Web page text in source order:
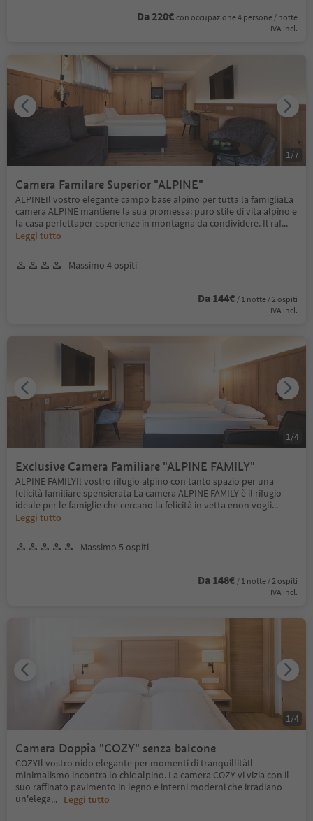
Da 220€ con occupazione 4 persone / notte
IVA incl.
Camera Familare Superior "ALPINE"
ALPINEIl vostro elegante campo base alpino per tutta la famigliaLa
camera ALPINE mantiene la sua promessa: puro stile di vita alpino e
la casa perfettaper esperienze in montagna da condividere. Il raf...
Leggi tutto
Massimo 4 ospiti
Da 144€ / 1 notte / 2 ospiti
IVA incl.
1 /7
Exclusive Camera Familiare "ALPINE FAMILY"
ALPINE FAMILYIl vostro rifugio alpino con tanto spazio per una
felicità familiare spensierata La camera ALPINE FAMILY è il rifugio
ideale per le famiglie che cercano la felicità in vetta enon vogli...
Leggi tutto
Massimo 5 ospiti
Da 148€ / 1 notte / 2 ospiti
IVA incl.
1 /4
Camera Doppia "COZY" senza balcone
COZYIl vostro nido elegante per momenti di tranquillitàIl
minimalismo incontra lo chic alpino. La camera COZY vi vizia con il
suo raffinato pavimento in legno e interni moderni che irradiano
un'elega... Leggi tutto
1 /4